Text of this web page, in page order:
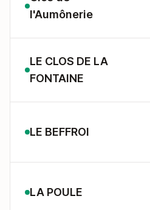
l'Aumônerie
LE CLOS DE LA
FONTAINE
LE BEFFROI
LA POULE